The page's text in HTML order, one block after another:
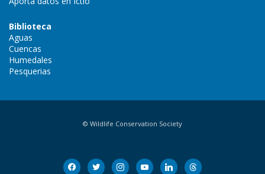
Biblioteca
Aguas
Cuencas
Humedales
Pesquerias
© Wildlife Conservation Society
facebook
twitter instagramyoutubelinkedinthreads